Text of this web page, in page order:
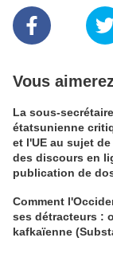
Vous
La sous-
étatsunienne
et l'UE au sujet
des discours en
publication de
The Net)
Comment
ses détracteurs :
kafkaïenne